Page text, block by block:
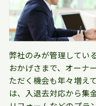
弊社のみが管理してい
おかげさまで、オーナ
ただく機会も年々増え
は、入退去対応から集